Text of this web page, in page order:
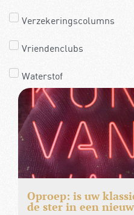
Verzekeringscolumns
Vriendenclubs
Waterstof
Oproep: is uw
de ster in een